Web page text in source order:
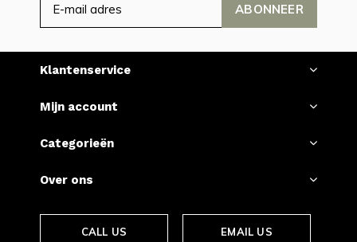
ABONNEER
Klantenservice
Mijn account
Categorieën
Over ons
CALL US EMAIL US